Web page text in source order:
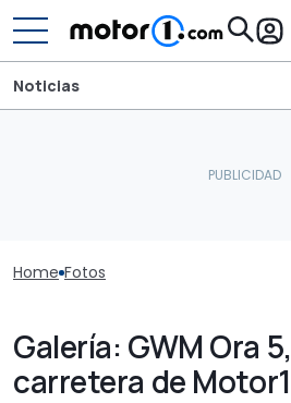
Noticias
Home Fotos
Galería: GWM Ora
carretera de